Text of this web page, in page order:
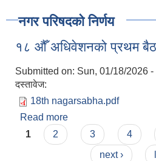
नगर परिषदको निर्णय
१८ औँ अधिवेशनको प्रथम
Submitted on: Sun, 01/18/2026 -
दस्तावेज:
18th nagarsabha.pdf
Read more
Pages
1 2 3 4
next ›